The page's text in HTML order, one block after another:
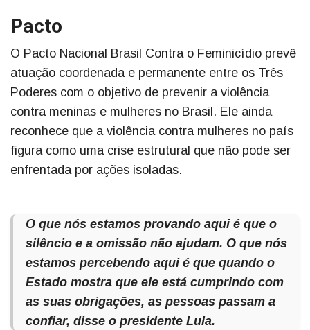
Pacto
O Pacto Nacional Brasil Contra o Feminicídio prevê
atuação coordenada e permanente entre os Três
Poderes com o objetivo de prevenir a violência
contra meninas e mulheres no Brasil. Ele ainda
reconhece que a violência contra mulheres no país
figura como uma crise estrutural que não pode ser
enfrentada por ações isoladas.
O que nós estamos provando aqui é que o
silêncio e a omissão não ajudam. O que nós
estamos percebendo aqui é que quando o
Estado mostra que ele está cumprindo com
as suas obrigações, as pessoas passam a
confiar, disse o presidente Lula.